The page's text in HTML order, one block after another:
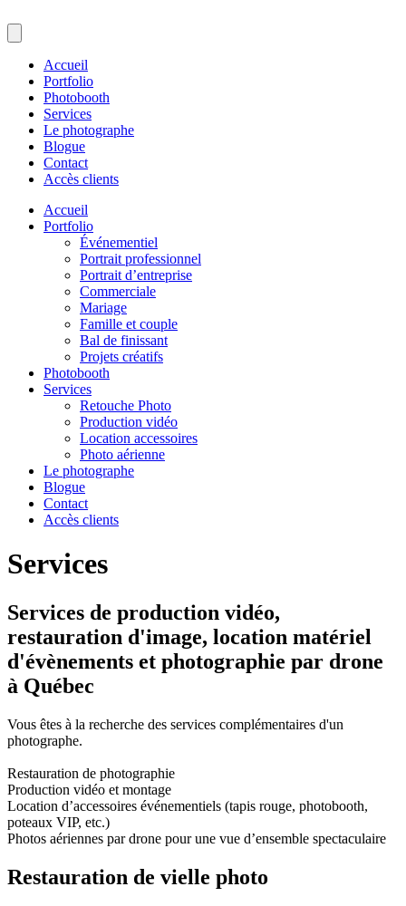
Accueil
Portfolio
Photobooth
Services
Le photographe
Blogue
Contact
Accès clients
Accueil
Portfolio
Événementiel
Portrait professionnel
Portrait d’entreprise
Commerciale
Mariage
Famille et couple
Bal de finissant
Projets créatifs
Photobooth
Services
Retouche Photo
Production vidéo
Location accessoires
Photo aérienne
Le photographe
Blogue
Contact
Accès clients
Services
Services de production vidéo,
restauration d'image, location matériel
d'évènements et photographie par drone
à Québec
Vous êtes à la recherche des services complémentaires d'un
photographe.
Restauration de photographie
Production vidéo et montage
Location d’accessoires événementiels (tapis rouge, photobooth,
poteaux VIP, etc.)
Photos aériennes par drone pour une vue d’ensemble spectaculaire
Restauration de vielle photo